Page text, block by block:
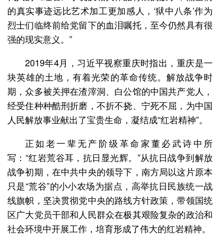
的真实事迹远比艺术加工更加感人，‘狱中八条’作为
烈士们临终前给党留下的血泪嘱托，至今仍然具有很
强的现实意义。”
2019年4月，习近平视察重庆时指出，重庆是一
块英雄的土地，有着光荣的革命传统。解放战争时
期，众多被关押在渣滓洞、白公馆的中国共产党人，
经受住种种酷刑折磨，不折不挠、宁死不屈，为中国
人民解放事业献出了宝贵生命，凝结成“红岩精神”。
正如老一辈无产阶级革命家董必武诗中所
写：“红岩荒谷耳，抗日显光辉。”从抗日战争到解放
战争初期，在中共中央的领导下，南方局以这片原本
只是“荒谷”的小小农场为据点，高举抗日民族统一战
线旗帜，坚决贯彻党中央的路线方针政策，带领国统
区广大党员干部和人民群众在极其艰险复杂的政治和
社会环境中开展工作，培育形成了伟大的红岩精神。